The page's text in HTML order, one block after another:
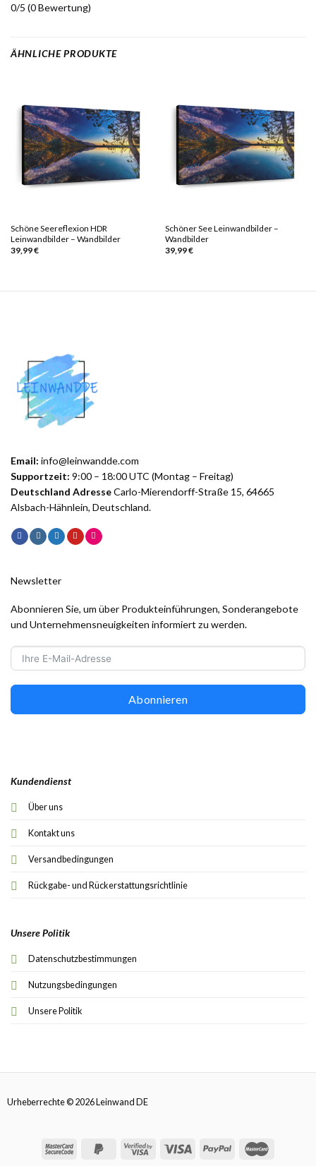
0/5 (0 Bewertung)
ÄHNLICHE PRODUKTE
Schöne Seereflexion HDR
Leinwandbilder – Wandbilder
39,99€
Schöner See Leinwandbilder –
Wandbilder
39,99€
Email: info@leinwandde.com
Supportzeit: 9:00 – 18:00 UTC (Montag – Freitag)
Deutschland AdresseCarlo-Mierendorff-Straße 15, 64665
Alsbach-Hähnlein, Deutschland.
Kundendienst
Über uns
Kontakt uns
Versandbedingungen
Rückgabe- und Rückerstattungsrichtlinie
Unsere Politik
Datenschutzbestimmungen
Nutzungsbedingungen
Unsere Politik
Newsletter
Abonnieren Sie, um über Produkteinführungen, Sonderangebote
und Unternehmensneuigkeiten informiert zu werden.
Abonnieren
Urheberrechte © 2026 Leinwand DE